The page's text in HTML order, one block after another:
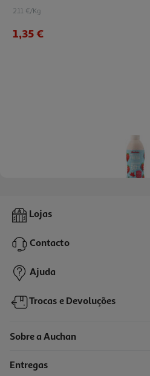
2.11 €/Kg
1,35 €
Iogurte Auchan Líquido Magro
1,49 €
Lojas
Contacto
Ajuda
Trocas e Devoluções
Sobre a Auchan
Entregas